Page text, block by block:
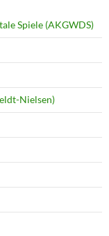
Spiele (AKGWDS)
Nielsen)